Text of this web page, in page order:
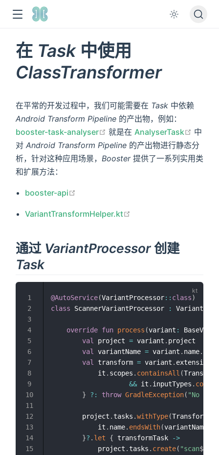
在 Task中使用
ClassTransformer
在平常的开发过程中，我们可能需要在 Task 中依赖
Android Transform Pipeline 的产出物，例如：
booster-task-analyser
在新窗口打开
就是在 AnalyserTask 在新窗
中
对 Android Transform Pipeline 的产出物进行静态分
析，针对这种应用场景， Booster提供了一系列实用类
和扩展方法：
booster-api
VariantTransformHelper.kt
通过 VariantProcessor创建
Task
@AutoService(VariantProcessor:: class)
class ScannerVariantProcessor :
override fun process (variant :
val
project = variant . project
val
variantName = variant . name.
val
transform = variant . extension
            it
. scopes . containsAll (
&& it . inputTypes .
}
?: throw GradleException( "No
        project
. tasks .withType(
            it
. name. endsWith(variantName
}? . let { transformTask
->
            project
. tasks . create( "scan${
1
2
3
4
5
6
7
8
9
10
11
12
13
14
15